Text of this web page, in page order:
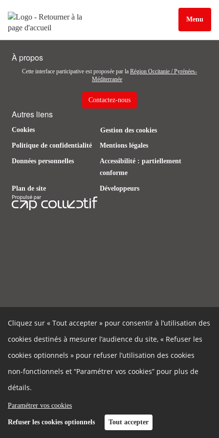
Menu
Cliquez sur « Tout accepter » pour consentir à l’utilisation des
cookies destinés à mesurer l’audience du site, « Refuser les
cookies optionnels » pour refuser l’utilisation des cookies
non-fonctionnels et “Paramétrer vos cookies” pour plus de
détails.
Paramétrer vos cookies
Refuser les cookies optionnels Tout accepter
À propos
Cette interface participative est proposée par la Région Occitanie / Pyrénées-
Méditerranée
Contactez-nous
Autres liens
Cookies Gestion des cookies
Politique de confidentialité Mentions légales
Données personnelles
Accessibilité : partiellement
conforme
Plan de site Développeurs